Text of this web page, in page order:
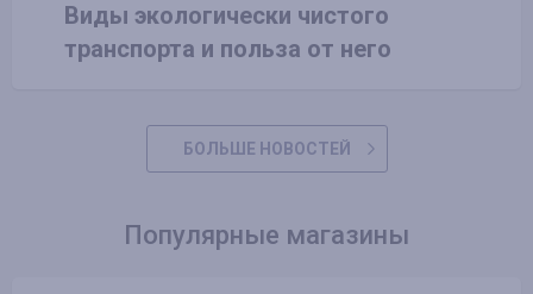
Виды экологически чистого
транспорта и польза от него
БОЛЬШЕ НОВОСТЕЙ
Популярные магазины